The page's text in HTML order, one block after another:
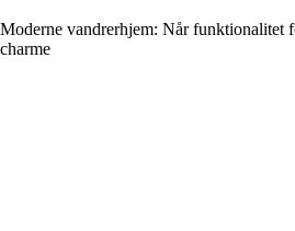
Moderne vandrerhjem: Når funktionalitet
charme